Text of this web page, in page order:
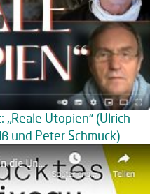
„Reale Utopien“ (Ulrich
und Peter Schmuck)